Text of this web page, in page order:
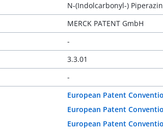
N-(Indolcarbonyl-)
MERCK PATENT GmbH
-
3.3.01
-
European Patent
European Patent
European Patent